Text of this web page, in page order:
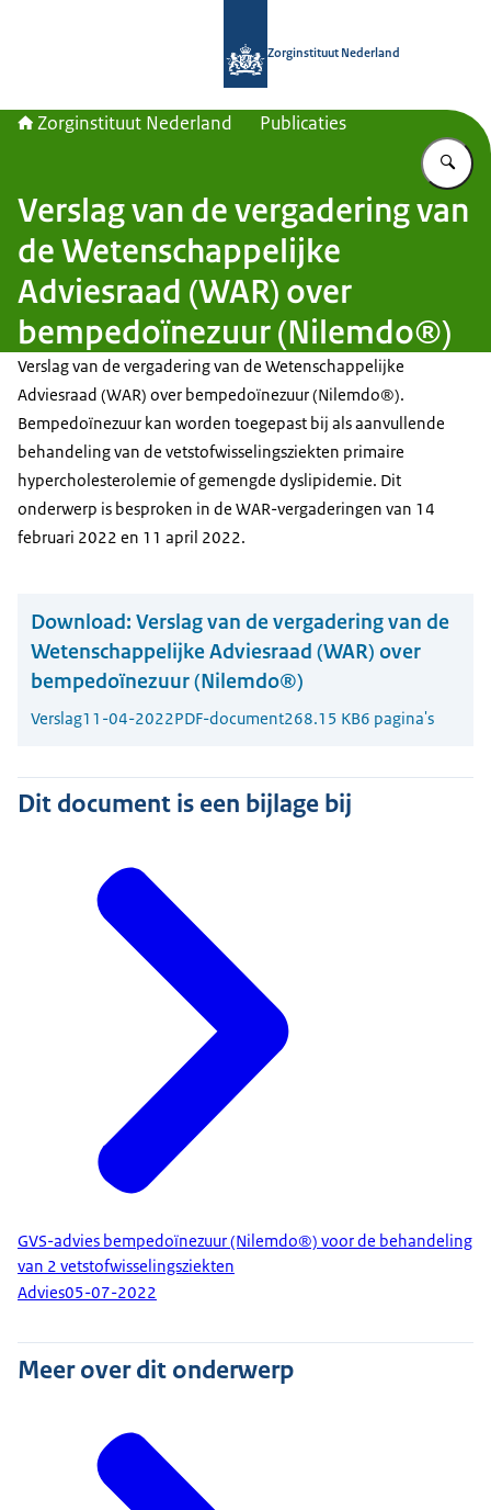
Zorginstituut Nederland
Zorginstituut Nederland Publicaties
Verslag van de vergadering van
de Wetenschappelijke
Adviesraad (WAR) over
bempedoïnezuur (Nilemdo®)
Verslag van de vergadering van de Wetenschappelijke
Adviesraad (WAR) over bempedoïnezuur (Nilemdo®).
Bempedoïnezuur kan worden toegepast bij als aanvullende
behandeling van de vetstofwisselingsziekten primaire
hypercholesterolemie of gemengde dyslipidemie. Dit
onderwerp is besproken in de WAR-vergaderingen van 14
februari 2022 en 11 april 2022.
Download: Verslag van de vergadering van de
Wetenschappelijke Adviesraad (WAR) over
bempedoïnezuur (Nilemdo®)
Verslag11-04-2022PDF-document268.15 KB6 pagina's
Dit document is een bijlage bij
GVS-advies bempedoïnezuur (Nilemdo®) voor de behandeling
van 2 vetstofwisselingsziekten
Advies05-07-2022
Meer over dit onderwerp